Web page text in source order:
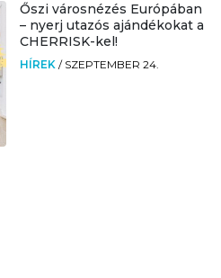
Őszi városnézés Európában
– nyerj utazós ajándékokat a
CHERRISK-kel!
HÍREK / SZEPTEMBER 24.